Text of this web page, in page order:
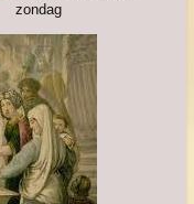
zondag